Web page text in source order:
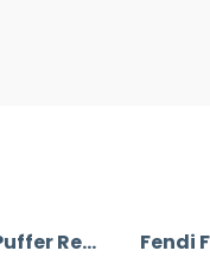
Fendi FF Logo Print Puffer Reversible Jacket Fendi